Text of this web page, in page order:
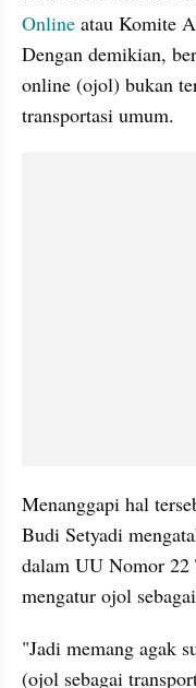
Online atau Komite
Dengan demikian,
online (ojol) bukan
transportasi umum.
Menanggapi hal
Budi Setyadi
dalam UU Nomor 22
mengatur ojol
"Jadi memang agak
(ojol sebagai